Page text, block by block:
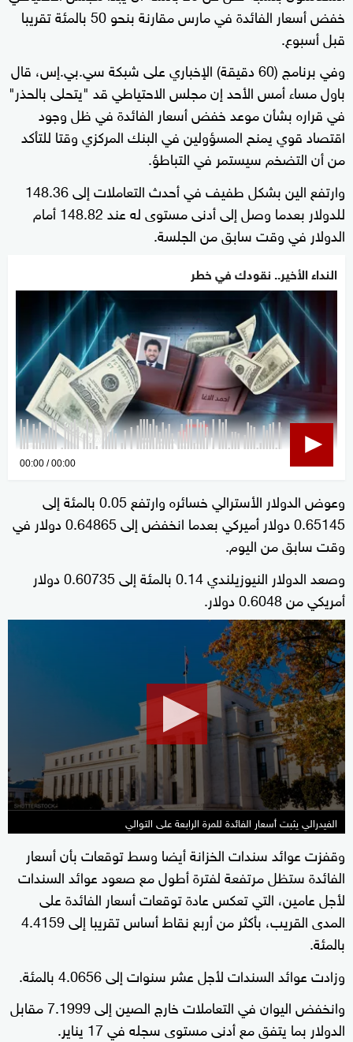
خفض أسعار الفائدة في مارس مقارنة بنحو 50 بالمئة تقريبا
قبل أسبوع.
وفي برنامج (60 دقيقة) الإخباري على شبكة سي.بي.إس، قال
باول مساء أمس الأحد إن مجلس الاحتياطي قد "يتحلى بالحذر"
في قراره بشأن موعد خفض أسعار الفائدة في ظل وجود
اقتصاد قوي يمنح المسؤولين في البنك المركزي وقتا للتأكد
من أن التضخم سيستمر في التباطؤ.
وارتفع الين بشكل طفيف في أحدث التعاملات إلى 148.36
للدولار بعدما وصل إلى أدنى مستوى له عند 148.82 أمام
الدولار في وقت سابق من الجلسة.
النداء الأخير.. نقودك في خطر
0
seconds
00:00 00:00
وعوض الدولار الأسترالي خسائره وارتفع 0.05 بالمئة إلى
0.65145 دولار أميركي بعدما انخفض إلى 0.64865 دولار في
وقت سابق من اليوم.
وصعد الدولار النيوزيلندي 0.14 بالمئة إلى 0.60735 دولار
أمريكي من 0.6048 دولار.
الفيدرالي يثبت أسعار الفائدة للمرة الرابعة على التوالي
وقفزت عوائد سندات الخزانة أيضا وسط توقعات بأن أسعار
الفائدة ستظل مرتفعة لفترة أطول مع صعود عوائد السندات
لأجل عامين، التي تعكس عادة توقعات أسعار الفائدة على
المدى القريب، بأكثر من أربع نقاط أساس تقريبا إلى 4.4159
بالمئة.
وزادت عوائد السندات لأجل عشر سنوات إلى 4.0656 بالمئة.
وانخفض اليوان في التعاملات خارج الصين إلى 7.1999 مقابل
الدولار بما يتفق مع أدنى مستوى سجله في 17 يناير.